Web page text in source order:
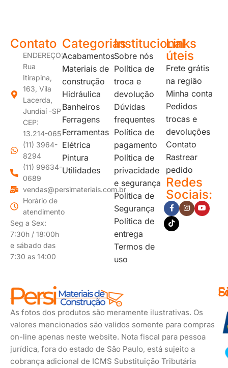
Contato
ENDEREÇO:
Rua
Itirapina,
163, Vila
Lacerda,
Jundiaí -SP
CEP:
13.214-065
(11) 3964-
8294
(11) 99634-
0689
vendas@persimateriais.com.br
Horário de
atendimento
Seg a Sex:
7:30h / 18:00h
e sábado das
7:30 as 14:00
Categorias
Acabamentos
Materiais de
construção
Hidráulica
Banheiros
Ferragens
Ferramentas
Elétrica
Pintura
Utilidades
Institucional
Sobre nós
Política de
troca e
devolução
Dúvidas
frequentes
Política de
pagamento
Política de
privacidade
e segurança
Politica de
Segurança
Política de
entrega
Termos de
uso
Links
úteis
Frete grátis
na região
Minha conta
Pedidos
trocas e
devoluções
Contato
Rastrear
pedido
Redes
Sociais:
As fotos dos produtos são meramente ilustrativas. Os
valores mencionados são validos somente para compras
on-line apenas neste website. Nota fiscal para pessoa
jurídica, fora do estado de São Paulo, está sujeito a
cobrança adicional de ICMS Substituição Tributária